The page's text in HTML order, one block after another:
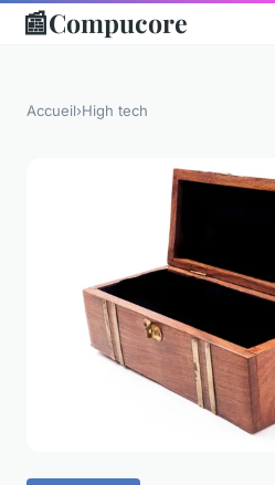
📰Compucore
Accueil›High tech